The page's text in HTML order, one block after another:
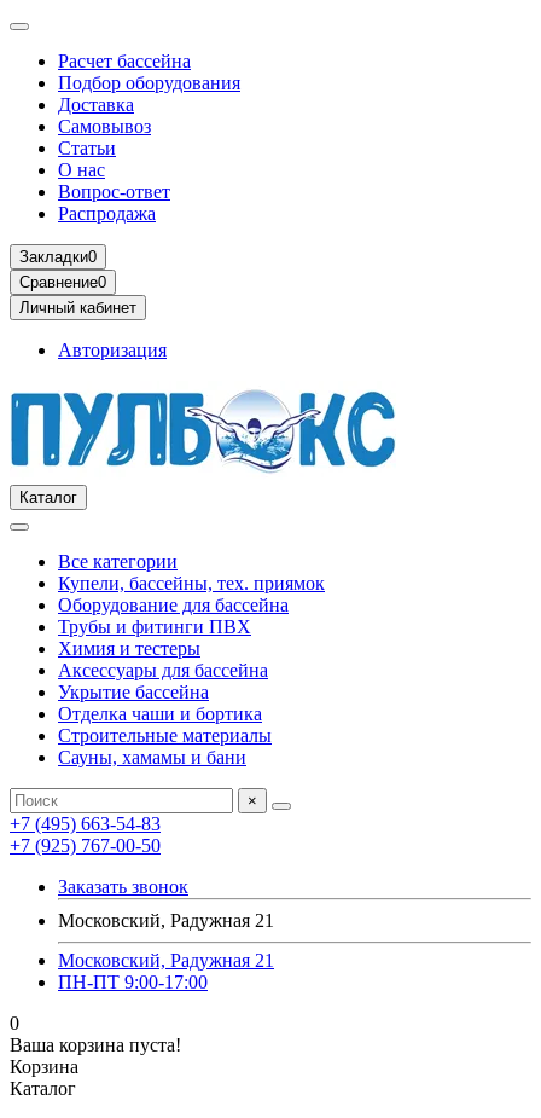
Расчет бассейна
Подбор оборудования
Доставка
Самовывоз
Статьи
О нас
Вопрос-ответ
Распродажа
Закладки0
Сравнение0
Личный кабинет
Авторизация
Каталог
Все категории
Купели, бассейны, тех. приямок
Оборудование для бассейна
Трубы и фитинги ПВХ
Химия и тестеры
Аксессуары для бассейна
Укрытие бассейна
Отделка чаши и бортика
Строительные материалы
Сауны, хамамы и бани
×
+7 (495) 663-54-83
+7 (925) 767-00-50
Заказать звонок
Московский, Радужная 21
Московский, Радужная 21
ПН-ПТ 9:00-17:00
0
Ваша корзина пуста!
Корзина
Каталог